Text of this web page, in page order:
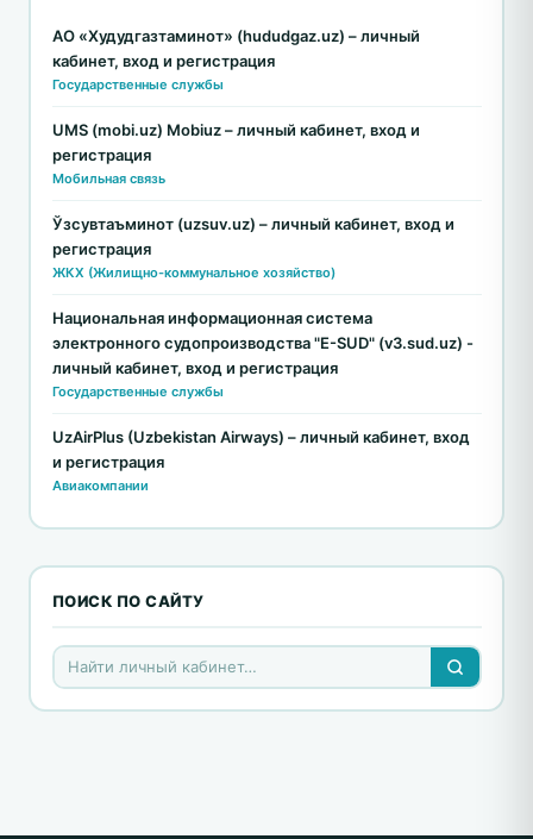
АО «Худудгазтаминот» (hududgaz.uz) – личный
кабинет, вход и регистрация
Государственные службы
UMS (mobi.uz) Mobiuz – личный кабинет, вход и
регистрация
Мобильная связь
Ўзсувтаъминот (uzsuv.uz) – личный кабинет, вход и
регистрация
ЖКХ (Жилищно-коммунальное хозяйство)
Национальная информационная система
электронного судопроизводства "E-SUD" (v3.sud.uz) -
личный кабинет, вход и регистрация
Государственные службы
UzAirPlus (Uzbekistan Airways) – личный кабинет, вход
и регистрация
Авиакомпании
ПОИСК ПО САЙТУ